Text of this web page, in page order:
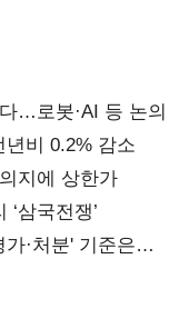
…로봇·AI 등 논의
비 0.2% 감소
지에 상한가
삼국전쟁’
·처분' 기준은